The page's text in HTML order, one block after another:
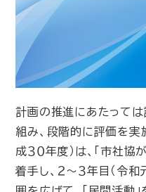
計画の推進にあたって
組み、段階的に評価を実
成３０年度）は、「市社
着手し、２～３年目（令和